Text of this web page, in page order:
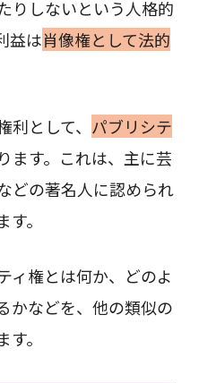
りしないという人格的
益は肖像権として法的
として、 パブリシテ
ます。これは、主に芸
どの著名人に認められ
。
ィ権とは何か、どのよ
かなどを、他の類似の
。